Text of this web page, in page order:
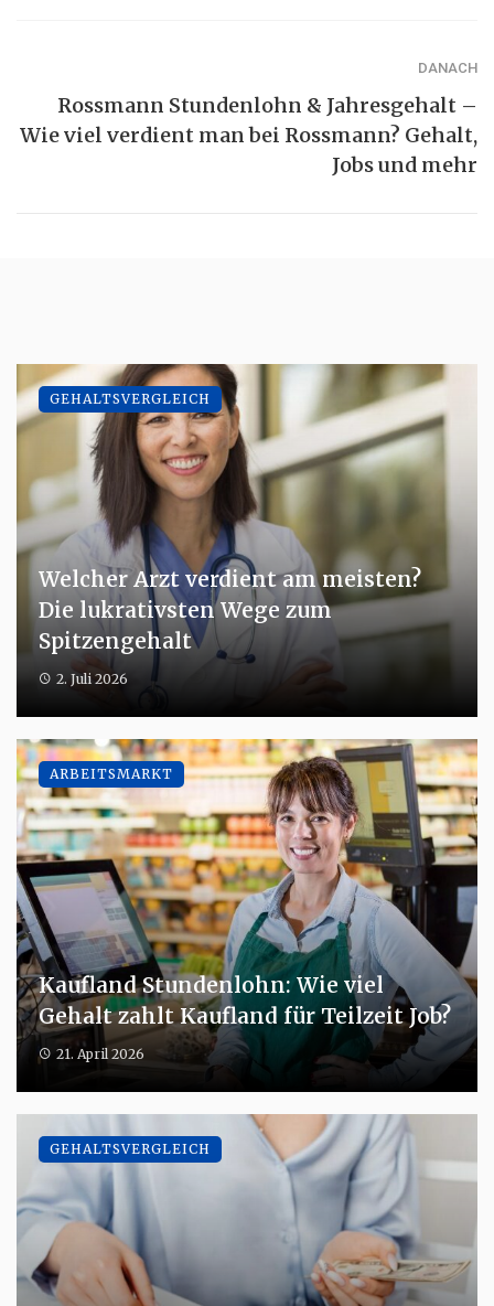
DANACH
Rossmann Stundenlohn & Jahresgehalt –
Wie viel verdient man bei Rossmann? Gehalt,
Jobs und mehr
Welcher Arzt verdient am meisten?
Die lukrativsten Wege zum
Spitzengehalt
2. Juli 2026
GEHALTSVERGLEICH
Kaufland Stundenlohn: Wie viel
Gehalt zahlt Kaufland für Teilzeit Job?
21. April 2026
ARBEITSMARKT
GEHALTSVERGLEICH